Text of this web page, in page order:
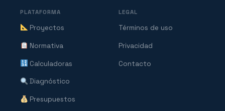
PLATAFORMA
Proyectos
Normativa
Calculadoras
Diagnóstico
Presupuestos
LEGAL
Términos de uso
Privacidad
Contacto